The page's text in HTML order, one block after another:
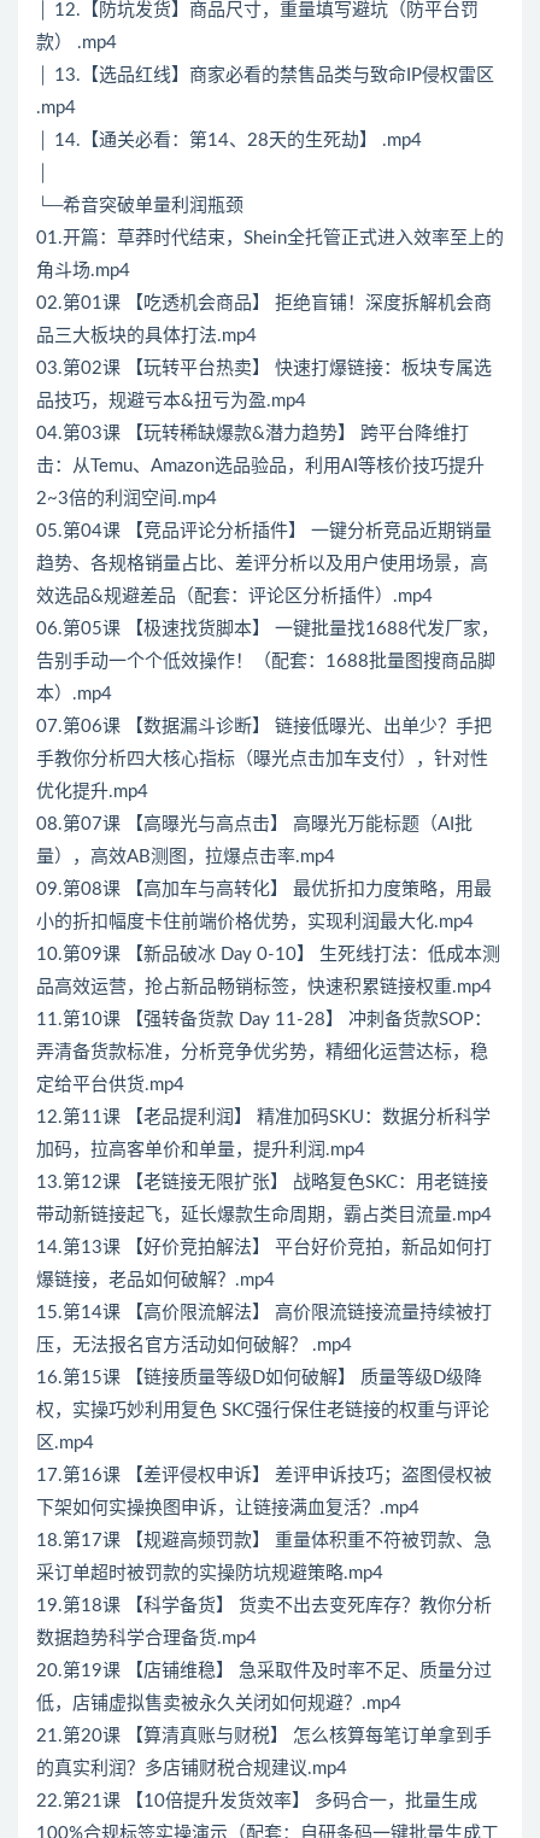
│ 12.【防坑发货】商品尺寸，重量填写避坑（防平台罚
款） .mp4
│ 13.【选品红线】商家必看的禁售品类与致命IP侵权雷区
.mp4
│ 14.【通关必看：第14、28天的生死劫】 .mp4
└─希音突破单量利润瓶颈
01.开篇：草莽时代结束，Shein全托管正式进入效率至上的
角斗场.mp4
02.第01课 【吃透机会商品】 拒绝盲铺！深度拆解机会商
品三大板块的具体打法.mp4
03.第02课 【玩转平台热卖】 快速打爆链接：板块专属选
品技巧，规避亏本&扭亏为盈.mp4
04.第03课 【玩转稀缺爆款&潜力趋势】 跨平台降维打
击：从Temu、Amazon选品验品，利用AI等核价技巧提升
2~3倍的利润空间.mp4
05.第04课 【竞品评论分析插件】 一键分析竞品近期销量
趋势、各规格销量占比、差评分析以及用户使用场景，高
效选品&规避差品（配套：评论区分析插件）.mp4
06.第05课 【极速找货脚本】 一键批量找1688代发厂家，
告别手动一个个低效操作！（配套：1688批量图搜商品脚
本）.mp4
07.第06课 【数据漏斗诊断】 链接低曝光、出单少？手把
手教你分析四大核心指标（曝光点击加车支付），针对性
优化提升.mp4
08.第07课 【高曝光与高点击】 高曝光万能标题（AI批
量），高效AB测图，拉爆点击率.mp4
09.第08课 【高加车与高转化】 最优折扣力度策略，用最
小的折扣幅度卡住前端价格优势，实现利润最大化.mp4
10.第09课 【新品破冰 Day 0-10】 生死线打法：低成本测
品高效运营，抢占新品畅销标签，快速积累链接权重.mp4
11.第10课 【强转备货款 Day 11-28】 冲刺备货款SOP：
弄清备货款标准，分析竞争优劣势，精细化运营达标，稳
定给平台供货.mp4
12.第11课 【老品提利润】 精准加码SKU：数据分析科学
加码，拉高客单价和单量，提升利润.mp4
13.第12课 【老链接无限扩张】 战略复色SKC：用老链接
带动新链接起飞，延长爆款生命周期，霸占类目流量.mp4
14.第13课 【好价竞拍解法】 平台好价竞拍，新品如何打
爆链接，老品如何破解？.mp4
15.第14课 【高价限流解法】 高价限流链接流量持续被打
压，无法报名官方活动如何破解？ .mp4
16.第15课 【链接质量等级D如何破解】 质量等级D级降
权，实操巧妙利用复色 SKC强行保住老链接的权重与评论
区.mp4
17.第16课 【差评侵权申诉】 差评申诉技巧；盗图侵权被
下架如何实操换图申诉，让链接满血复活？.mp4
18.第17课 【规避高频罚款】 重量体积重不符被罚款、急
采订单超时被罚款的实操防坑规避策略.mp4
19.第18课 【科学备货】 货卖不出去变死库存？教你分析
数据趋势科学合理备货.mp4
20.第19课 【店铺维稳】 急采取件及时率不足、质量分过
低，店铺虚拟售卖被永久关闭如何规避？.mp4
21.第20课 【算清真账与财税】 怎么核算每笔订单拿到手
的真实利润？多店铺财税合规建议.mp4
22.第21课 【10倍提升发货效率】 多码合一，批量生成
100%合规标签实操演示（配套：自研条码一键批量生成工